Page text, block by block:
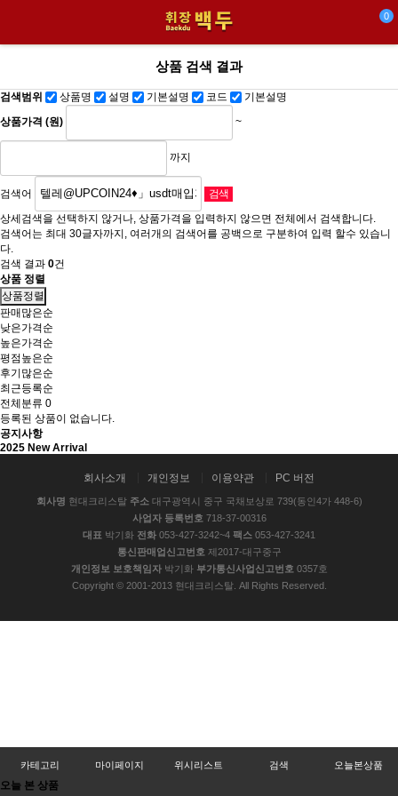
0
상품 검색 결과
검색범위 상품명 설명 기본설명 코드 기본설명
상품가격 (원) ~
까지
검색어
상세검색을 선택하지 않거나, 상품가격을 입력하지 않으면 전체에서 검색합니다.
검색어는 최대 30글자까지, 여러개의 검색어를 공백으로 구분하여 입력 할수 있습니
다.
검색 결과 0건
상품 정렬
상품정렬
판매많은순
낮은가격순
높은가격순
평점높은순
후기많은순
최근등록순
전체분류 0
등록된 상품이 없습니다.
카테고리 마이페이지 위시리스트 검색 오늘본상품
오늘 본 상품
공지사항
2025 New Arrival
회사소개 개인정보 이용약관 PC 버전
회사명 현대크리스탈 주소대구광역시 중구 국채보상로 739(동인4가 448-6)
사업자 등록번호 718-37-00316
대표 박기화 전화 053-427-3242~4 팩스 053-427-3241
통신판매업신고번호 제2017-대구중구
개인정보 보호책임자박기화 부가통신사업신고번호 0357호
Copyright © 2001-2013 현대크리스탈. All Rights Reserved.